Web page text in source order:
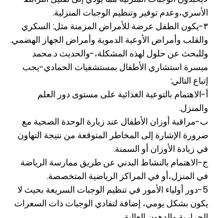
الأسري،وعدم توفير وتنظيم الوجبات المنزلية.
٣-يكون الطفل عرضة للأمراض المزمنة مثل: السكري
والقلب وأمراض الأوعية الدموية وأمراض الجهاز الهضمي.
وللبحث عن حلول لهذه المشكلة،-والحديث د.محمد
ميسرة استشاري الأطفال بمستشفيات الحمادي-يجب
إتباع التالي:
أ-الاهتمام بالتوعية الغذائية على مستوى دور العلم
والمنزل.
ب-مراقبة أوزان الأطفال عند زيارة الوحدة الصحية مع
ضرورة الإشارة إلى المخاطر المتوقعة من نتيجة التهاون
في زيادة الأوزان أو السمنة.
ج-الاهتمام بالنشاط البدني عن طريق ممارسة الرياضة
في المنزل،أو في المراكز الرياضية المتخصصة.
5-دور أولياء الأمور في تنظيم الوجبات السريعة بحيث لا
يكون بشكل يومي، إضافة لتفادي الوجبات ذات السعرات